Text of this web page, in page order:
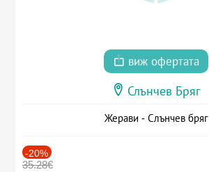
виж офертата
Слънчев Бряг
Жерави - Слънчев бряг
-20%
35.28€